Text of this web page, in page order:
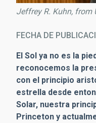
Jeffrey R. Kuhn, from
FECHA DE
El Sol ya no es la
reconocemos la
con el principio
estrella desde
Solar, nuestra
Princeton y